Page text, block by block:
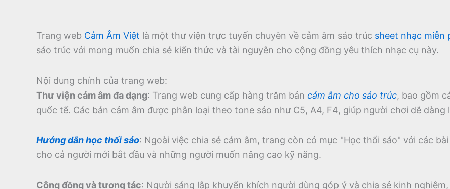
Trang web Cảm Âm Việt là một thư viện trực tuyến chuyên về cảm âm sáo trúc sheet nhạc miễn
sáo trúc với mong muốn chia sẻ kiến thức và tài nguyên cho cộng đồng yêu thích nhạc cụ này.
Nội dung chính của trang web:
Thư viện cảm âm đa dạng: Trang web cung cấp hàng trăm bản cảm âm cho sáo trúc, bao gồm
quốc tế. Các bản cảm âm được phân loại theo tone sáo như C5, A4, F4, giúp người chơi dễ
Hướng dẫn học thổi sáo: Ngoài việc chia sẻ cảm âm, trang còn có mục "Học thổi sáo" với các
cho cả người mới bắt đầu và những người muốn nâng cao kỹ năng.
Cộng đồng và tương tác: Người sáng lập khuyến khích người dùng góp ý và chia sẻ kinh